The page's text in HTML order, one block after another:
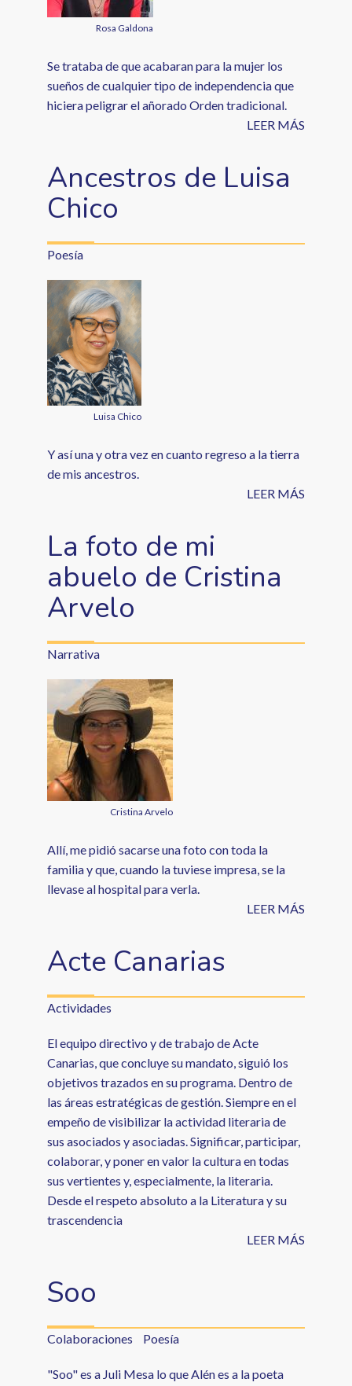
Rosa Galdona
Se trataba de que acabaran para la mujer los
sueños de cualquier tipo de independencia que
hiciera peligrar el añorado Orden tradicional.
LEER MÁS
Ancestros de Luisa
Chico
Poesía
Luisa Chico
Y así una y otra vez en cuanto regreso a la tierra
de mis ancestros.
LEER MÁS
La foto de mi
abuelo de Cristina
Arvelo
Narrativa
Cristina Arvelo
Allí, me pidió sacarse una foto con toda la
familia y que, cuando la tuviese impresa, se la
llevase al hospital para verla.
LEER MÁS
Acte Canarias
Actividades
El equipo directivo y de trabajo de Acte
Canarias, que concluye su mandato, siguió los
objetivos trazados en su programa. Dentro de
las áreas estratégicas de gestión. Siempre en el
empeño de visibilizar la actividad literaria de
sus asociados y asociadas. Significar, participar,
colaborar, y poner en valor la cultura en todas
sus vertientes y, especialmente, la literaria.
Desde el respeto absoluto a la Literatura y su
trascendencia
LEER MÁS
Soo
Colaboraciones Poesía
"Soo" es a Juli Mesa lo que Alén es a la poeta